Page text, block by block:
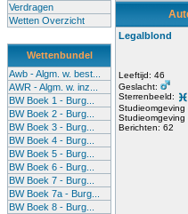
Verdragen
Wetten Overzicht
Wettenbundel
Awb - Algm. w. best...
AWR - Algm. w. inz...
BW Boek 1 - Burg...
BW Boek 2 - Burg...
BW Boek 3 - Burg...
BW Boek 4 - Burg...
BW Boek 5 - Burg...
BW Boek 6 - Burg...
BW Boek 7 - Burg...
BW Boek 7a - Burg...
BW Boek 8 - Burg...
Legalblond
Leeftijd: 46
Geslacht:
Sterrenbeeld:
Studieomgeving
Studieomgeving
Berichten: 62